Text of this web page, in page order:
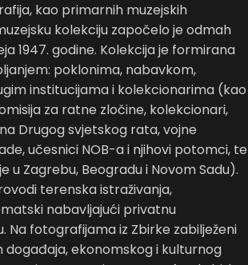
kao primarnih muzejskih
kolekciju započelo je odmah
1947. godine. Kolekcija je formirana
poklonima, nabavkom,
institucijama i kolekcionarima (kao
za ratne zločine, kolekcionari,
Drugog svjetskog rata, vojne
učesnici NOB-a i njihovi potomci, te
u Zagrebu, Beogradu i Novom Sadu).
terenska istraživanja,
nabavljajući privatnu
Na fotografijama iz Zbirke zabilježeni
događaja, ekonomskog i kulturnog